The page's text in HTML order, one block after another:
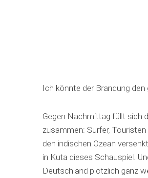
Ich könnte der Brandung
Gegen Nachmittag füllt sich
zusammen: Surfer,
den indischen Ozean
in Kuta dieses Schauspiel.
Deutschland plötzlich ganz